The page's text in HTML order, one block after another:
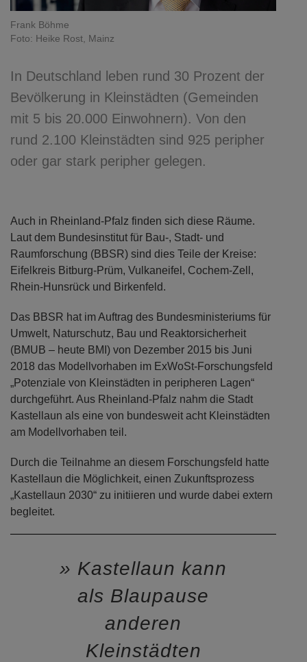
Frank Böhme
Foto: Heike Rost, Mainz
In Deutschland leben rund 30 Prozent der
Bevölkerung in Kleinstädten (Gemeinden
mit 5 bis 20.000 Einwohnern). Von den
rund 2.100 Kleinstädten sind 925 peripher
oder gar stark peripher gelegen.
Auch in Rheinland-Pfalz finden sich diese Räume.
Laut dem Bundesinstitut für Bau-, Stadt- und
Raumforschung (BBSR) sind dies Teile der Kreise:
Eifelkreis Bitburg-Prüm, Vulkaneifel, Cochem-Zell,
Rhein-Hunsrück und Birkenfeld.
Das BBSR hat im Auftrag des Bundesministeriums für
Umwelt, Naturschutz, Bau und Reaktorsicherheit
(BMUB – heute BMI) von Dezember 2015 bis Juni
2018 das Modellvorhaben im ExWoSt-Forschungsfeld
„Potenziale von Kleinstädten in peripheren Lagen“
durchgeführt. Aus Rheinland-Pfalz nahm die Stadt
Kastellaun als eine von bundesweit acht Kleinstädten
am Modellvorhaben teil.
Durch die Teilnahme an diesem Forschungsfeld hatte
Kastellaun die Möglichkeit, einen Zukunftsprozess
„Kastellaun 2030“ zu initiieren und wurde dabei extern
begleitet.
Kastellaun kann
als Blaupause
anderen
Kleinstädten